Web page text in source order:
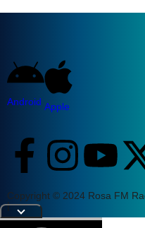
Android Apple
Copyright © 2024 Rosa FM
|